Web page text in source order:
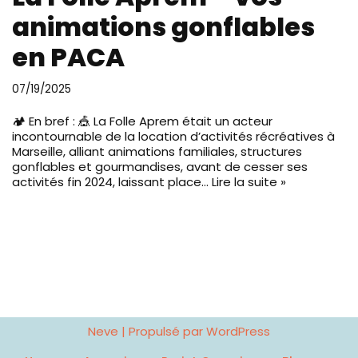
animations gonflables
en PACA
07/19/2025
🏕️ En bref : 🎪 La Folle Aprem était un acteur
incontournable de la location d’activités récréatives à
Marseille, alliant animations familiales, structures
gonflables et gourmandises, avant de cesser ses
activités fin 2024, laissant place… Lire la suite »
Neve | Propulsé parWordPress